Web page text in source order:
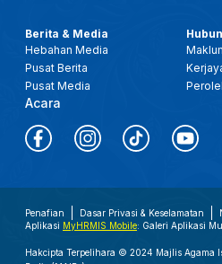
Berita & Media
Hebahan Media
Pusat Berita
Pusat Media
Acara
Penafian Dasar Privasi & Keselamatan
Aplikasi MyHRMIS Mobile: Galeri Aplikasi
Hakcipta Terpelihara © 2024 Majlis Agama